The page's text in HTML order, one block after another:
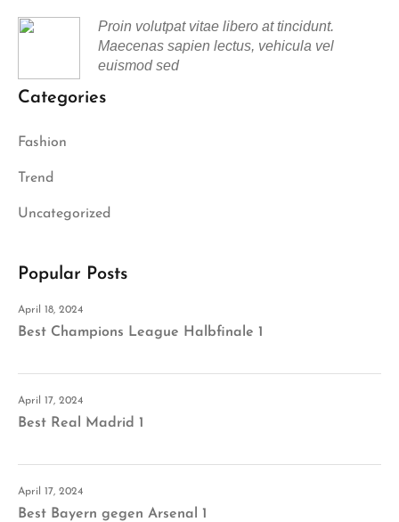
Proin volutpat vitae libero at tincidunt.
Maecenas sapien lectus, vehicula vel
euismod sed
Categories
Fashion
Trend
Uncategorized
Popular Posts
April 18, 2024
Best Champions League Halbfinale 1
April 17, 2024
Best Real Madrid 1
April 17, 2024
Best Bayern gegen Arsenal 1